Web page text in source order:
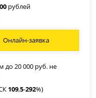
рублей
Онлайн-заявка
до 20 000 руб. не
109,5-292%)